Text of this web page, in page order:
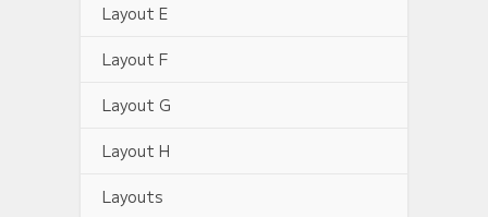
Layout E
Layout F
Layout G
Layout H
Layouts